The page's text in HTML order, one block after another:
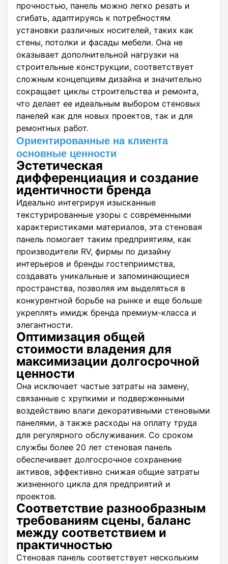
прочностью, панель можно легко резать и
сгибать, адаптируясь к потребностям
установки различных носителей, таких как
стены, потолки и фасады мебели. Она не
оказывает дополнительной нагрузки на
строительные конструкции, соответствует
сложным концепциям дизайна и значительно
сокращает циклы строительства и ремонта,
что делает ее идеальным выбором стеновых
панелей как для новых проектов, так и для
ремонтных работ.
Ориентированные на клиента
основные ценности
Эстетическая
дифференциация и создание
идентичности бренда
Идеально интегрируя изысканные
текстурированные узоры с современными
характеристиками материалов, эта стеновая
панель помогает таким предприятиям, как
производители RV, фирмы по дизайну
интерьеров и бренды гостеприимства,
создавать уникальные и запоминающиеся
пространства, позволяя им выделяться в
конкурентной борьбе на рынке и еще больше
укреплять имидж бренда премиум-класса и
элегантности.
Оптимизация общей
стоимости владения для
максимизации долгосрочной
ценности
Она исключает частые затраты на замену,
связанные с хрупкими и подверженными
воздействию влаги декоративными стеновыми
панелями, а также расходы на оплату труда
для регулярного обслуживания. Со сроком
службы более 20 лет стеновая панель
обеспечивает долгосрочное сохранение
активов, эффективно снижая общие затраты
жизненного цикла для предприятий и
проектов.
Соответствие разнообразным
требованиям сцены, баланс
между соответствием и
практичностью
Стеновая панель соответствует нескольким